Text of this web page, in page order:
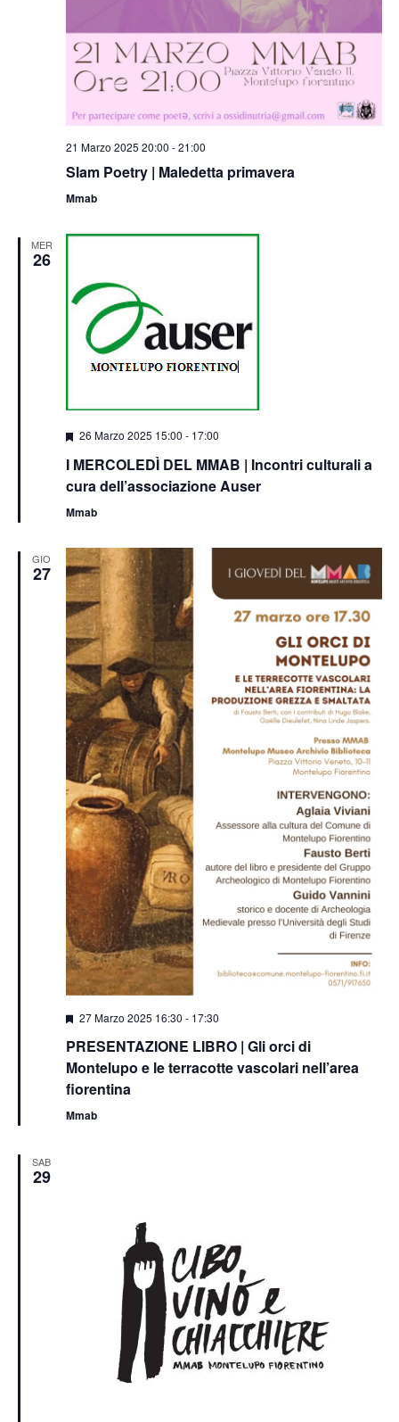
21 Marzo 2025 20:00 -21:00
Slam Poetry | Maledetta primavera
Mmab
MER
26
Segnalati
26 Marzo 2025 15:00 - 17:00
I MERCOLEDÌ DEL MMAB | Incontri culturali a
cura dell’associazione Auser
Mmab
GIO
27
Segnalati
27 Marzo 2025 16:30 - 17:30
PRESENTAZIONE LIBRO | Gli orci di
Montelupo e le terracotte vascolari nell’area
fiorentina
Mmab
SAB
29